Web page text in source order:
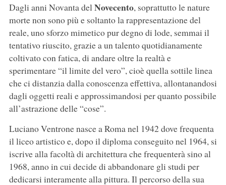
Dagli anni Novanta delNovecento, soprattutto le nature
morte non sono più e soltanto la rappresentazione del
reale, uno sforzo mimetico pur degno di lode, semmai il
tentativo riuscito, grazie a un talento quotidianamente
coltivato con fatica, di andare oltre la realtà e
sperimentare “il limite del vero”, cioè quella sottile linea
che ci distanzia dalla conoscenza effettiva, allontanandosi
dagli oggetti reali e approssimandosi per quanto possibile
all’astrazione delle “cose”.
Luciano Ventrone nasce a Roma nel 1942 dove frequenta
il liceo artistico e, dopo il diploma conseguito nel 1964, si
iscrive alla facoltà di architettura che frequenterà sino al
1968, anno in cui decide di abbandonare gli studi per
dedicarsi interamente alla pittura. Il percorso della sua